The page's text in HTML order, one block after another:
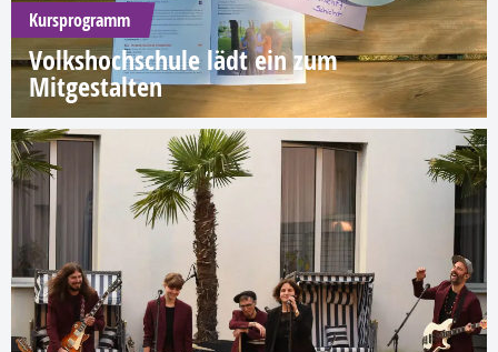
Kursprogramm
Volkshochschule lädt ein zum
Mitgestalten